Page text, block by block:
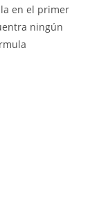
en el primer
ningún